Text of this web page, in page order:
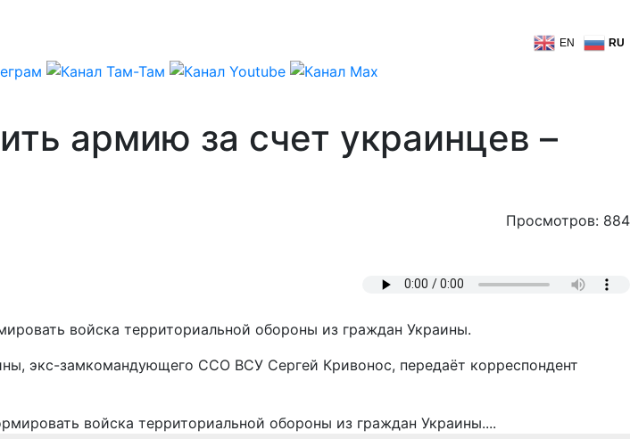
EN RU
армию за счет украинцев –
Просмотров: 884
войска территориальной обороны из граждан Украины.
экс-замкомандующего ССО ВСУ Сергей Кривонос, передаёт корреспондент